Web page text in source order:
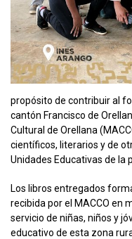
propósito de contribuir al
cantón Francisco de
Cultural de Orellana
científicos, literarios y de
Unidades Educativas de la
Los libros entregados
recibida por el MACCO en
servicio de niñas, niños y
educativo de esta zona